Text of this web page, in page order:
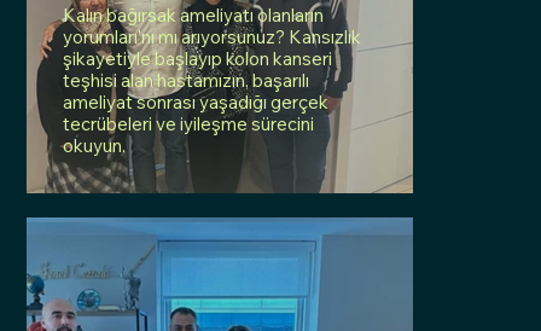
Kalın bağırsak ameliyatı olanların
yorumları'nı mı arıyorsunuz? Kansızlık
şikayetiyle başlayıp kolon kanseri
teşhisi alan hastamızın, başarılı
ameliyat sonrası yaşadığı gerçek
tecrübeleri ve iyileşme sürecini
okuyun.